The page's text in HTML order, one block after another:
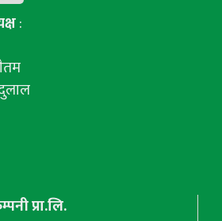
:
प्रा.लि.